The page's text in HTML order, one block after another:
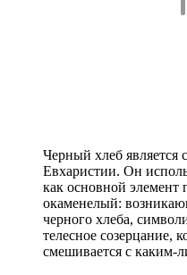
Черный хлеб является
Евхаристии. Он
как основной
окаменелый:
черного хлеба,
телесное созерцание,
смешивается с каким-